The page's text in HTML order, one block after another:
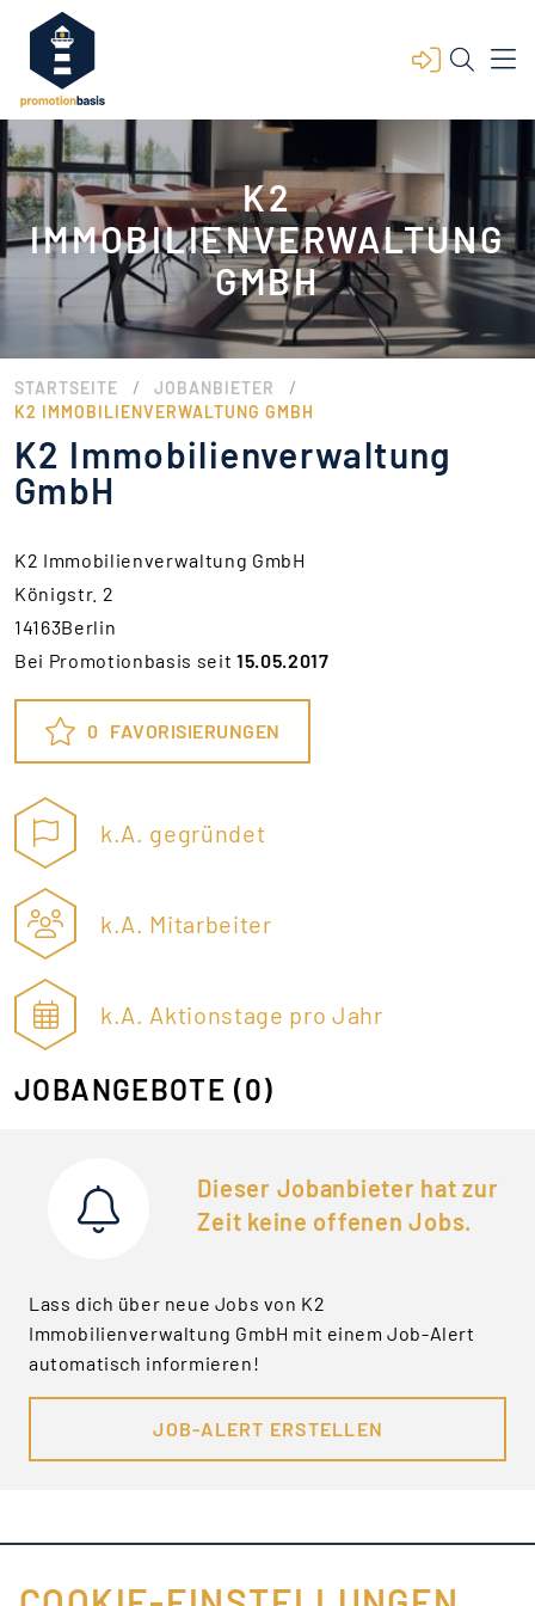
K2
IMMOBILIENVERWALTUNG
GMBH
STARTSEITE / JOBANBIETER /
K2 IMMOBILIENVERWALTUNG GMBH
K2 Immobilienverwaltung
GmbH
K2 Immobilienverwaltung GmbH
Königstr. 2
14163Berlin
Bei Promotionbasis seit15.05.2017
0 FAVORISIERUNGEN
k.A. gegründet
k.A. Mitarbeiter
k.A. Aktionstage pro Jahr
JOBANGEBOTE (0)
Dieser Jobanbieter hat zur
Zeit keine offenen Jobs.
Lass dich über neue Jobs von K2
Immobilienverwaltung GmbH mit einem Job-Alert
automatisch informieren!
JOB-ALERT ERSTELLEN